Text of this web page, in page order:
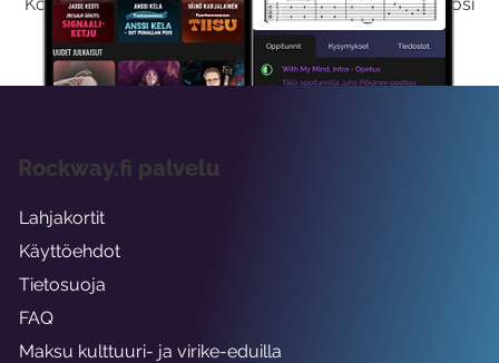
viikon ajaksi.
Rockway.fi palvelu
Lahjakortit
Käyttöehdot
Tietosuoja
FAQ
Maksu kulttuuri- ja virike-eduilla